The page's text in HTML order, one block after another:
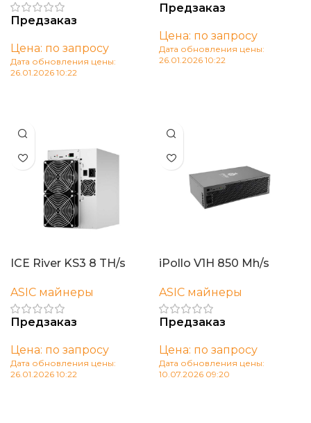
Предзаказ
Цена: по запросу
Дата обновления цены:
26.01.2026 10:22
Предзаказ
Цена: по запросу
Дата обновления цены:
26.01.2026 10:22
ICE River KS3 8 TH/s
ASIC майнеры
Предзаказ
Цена: по запросу
Дата обновления цены:
26.01.2026 10:22
iPollo V1H 850 Mh/s
ASIC майнеры
Предзаказ
Цена: по запросу
Дата обновления цены:
10.07.2026 09:20